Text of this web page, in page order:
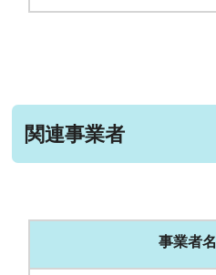
関連事業者
事業者名